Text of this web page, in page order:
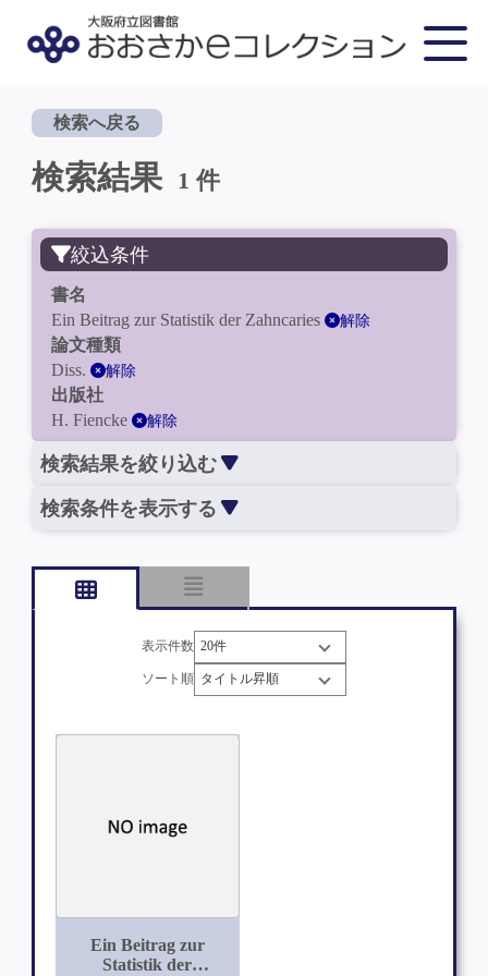
検索へ戻る
検索結果 1 件
絞込条件
書名
Ein Beitrag zur Statistik der Zahncaries
解除
論文種類
Diss.
解除
出版社
H. Fiencke
解除
検索結果を絞り込む
検索条件を表示する
表示件数
ソート順
Ein Beitrag zur
Statistik der